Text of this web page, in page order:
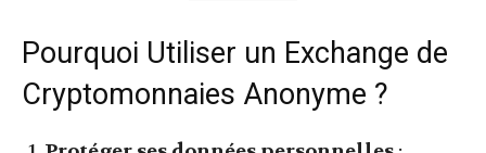
Pourquoi Utiliser un Exchange de
Cryptomonnaies Anonyme ?